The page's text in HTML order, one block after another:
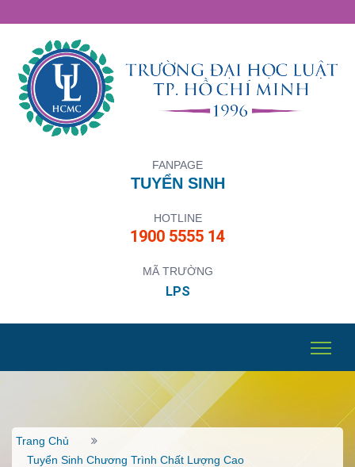
FANPAGE
TUYỂN SINH
HOTLINE
1900 5555 14
MÃ TRƯỜNG
LPS
Trang Chủ
Tuyển Sinh Chương Trình Chất Lượng Cao